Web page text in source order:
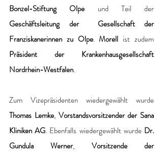
Bonzel-Stiftung Olpe
Geschäftsleitung der  Gesellschaft der
Franziskanerinnen zu Olpe. Morell
Präsident der Krankenhausgesellschaft
Nordrhein-Westfalen.
Thomas Lemke, Vorstandsvorsitzender der Sana
Kliniken AG. Ebenfalls wiedergewählt wurde Dr.
Gundula Werner, Vorsitzende der